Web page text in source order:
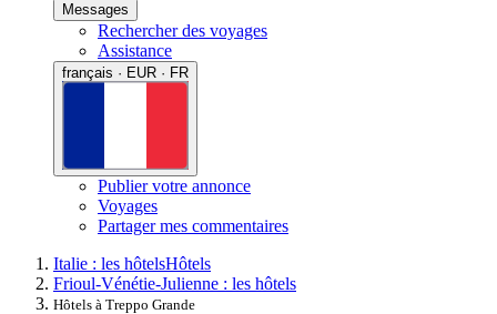
Messages
Rechercher des voyages
Assistance
français · EUR · FR
Publier votre annonce
Voyages
Partager mes commentaires
Italie : les hôtelsHôtels
Frioul-Vénétie-Julienne : les hôtels
Hôtels à Treppo Grande